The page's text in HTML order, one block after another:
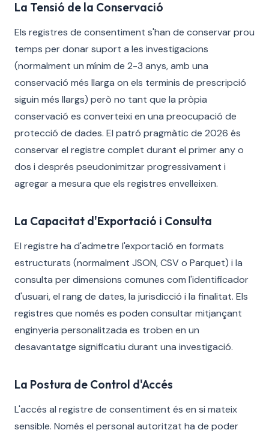
La Tensió de la Conservació
Els registres de consentiment s'han de conservar prou
temps per donar suport a les investigacions
(normalment un mínim de 2-3 anys, amb una
conservació més llarga on els terminis de prescripció
siguin més llargs) però no tant que la pròpia
conservació es converteixi en una preocupació de
protecció de dades. El patró pragmàtic de 2026 és
conservar el registre complet durant el primer any o
dos i després pseudonimitzar progressivament i
agregar a mesura que els registres envelleixen.
La Capacitat d'Exportació i Consulta
El registre ha d'admetre l'exportació en formats
estructurats (normalment JSON, CSV o Parquet) i la
consulta per dimensions comunes com l'identificador
d'usuari, el rang de dates, la jurisdicció i la finalitat. Els
registres que només es poden consultar mitjançant
enginyeria personalitzada es troben en un
desavantatge significatiu durant una investigació.
La Postura de Control d'Accés
L'accés al registre de consentiment és en si mateix
sensible. Només el personal autoritzat ha de poder